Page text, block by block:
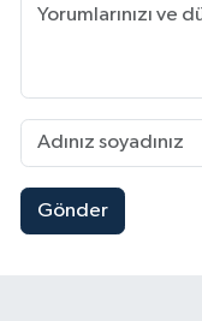
Gönder